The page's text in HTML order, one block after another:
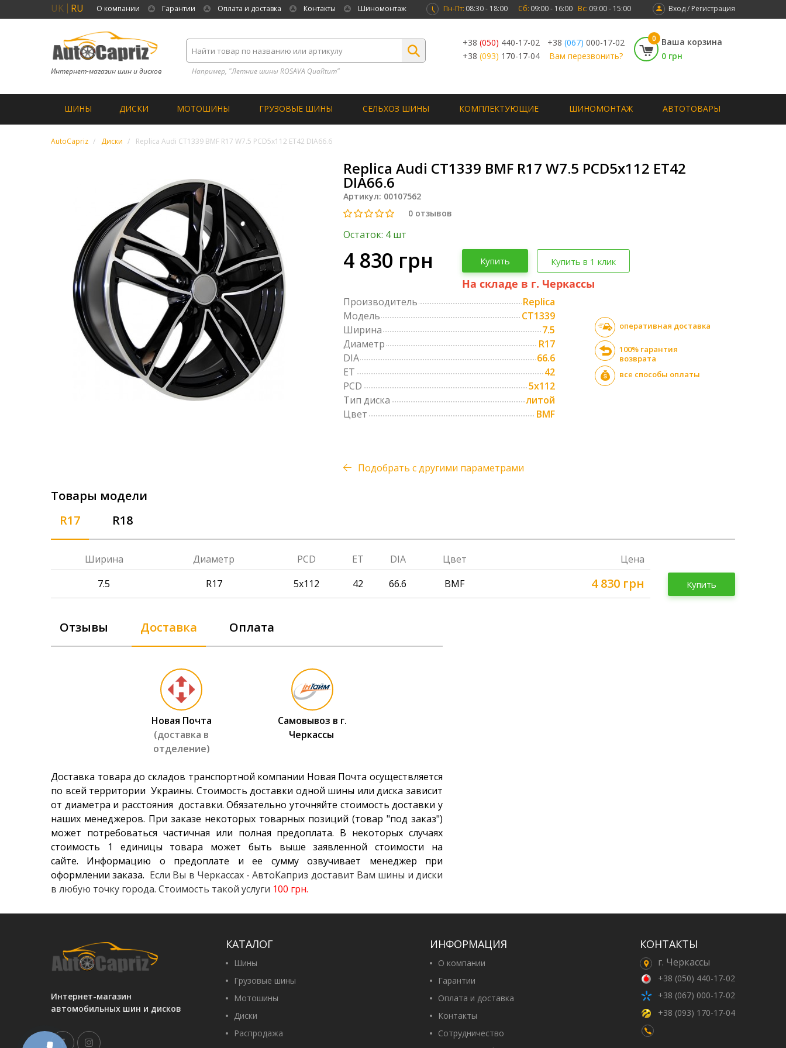
UK RU О компании Гарантии Оплата и доставка Контакты Шиномонтаж Вход / Регистрация
Пн-Пт: 08:30 - 18:00 Сб: 09:00 - 16:00 Вс: 09:00 - 15:00
Интернет-магазин шин и дисков Например, "Летние шины ROSAVA QuaRtum”
+38 (050) 440-17-02 +38 (067) 000-17-02
+38 (093) 170-17-04 Вам перезвонить?
0
Ваша корзина
0 грн
ШИНЫ ДИСКИ МОТОШИНЫ ГРУЗОВЫЕ ШИНЫ СЕЛЬХОЗ ШИНЫ КОМПЛЕКТУЮЩИЕ ШИНОМОНТАЖ АВТОТОВАРЫ
AutoCapriz Диски Replica Audi CT1339 BMF R17 W7.5 PCD5x112 ET42 DIA66.6
Replica Audi CT1339 BMF R17 W7.5 PCD5x112 ET42
DIA66.6
Артикул: 00107562
0 отзывов
Остаток: 4 шт
4 830 грн Купить Купить в 1 клик
На складе в г. Черкассы
Производитель
Replica
Модель
CT1339
Ширина
7.5
Диаметр
R17
DIA
66.6
ET
42
PCD
5x112
Тип диска
литой
Цвет
BMF
оперативная доставка
100% гарантия
возврата
все способы оплаты
Подобрать с другими параметрами
Товары модели
R17
R18
Ширина Диаметр PCD ET DIA Цвет
Цена
7.5
R17 5x112 42 66.6 BMF 4 830 грн Купить
Отзывы Доставка Оплата
Новая Почта
(доставка в
отделение)
Самовывоз в г.
Черкассы
Доставка товара до складов транспортной компании Новая Почта осуществляется
по всей территории Украины. Стоимость доставки одной шины или диска зависит
от диаметра и расстояния доставки. Обязательно уточняйте стоимость доставки у
наших менеджеров. При заказе некоторых товарных позиций (товар "под заказ")
может потребоваться частичная или полная предоплата. В некоторых случаях
стоимость 1 единицы товара может быть выше заявленной стоимости на
сайте. Информацию о предоплате и ее сумму озвучивает менеджер при
оформлении заказа. Если Вы в Черкассах - АвтоКаприз доставит Вам шины и диски
в любую точку города. Стоимость такой услуги 100 грн.
Интернет-магазин
автомобильных шин и дисков
КАТАЛОГ
Шины
Грузовые шины
Мотошины
Диски
Распродажа
ИНФОРМАЦИЯ
О компании
Гарантии
Оплата и доставка
Контакты
Сотрудничество
КОНТАКТЫ
г. Черкассы
+38 (050) 440-17-02
+38 (067) 000-17-02
+38 (093) 170-17-04